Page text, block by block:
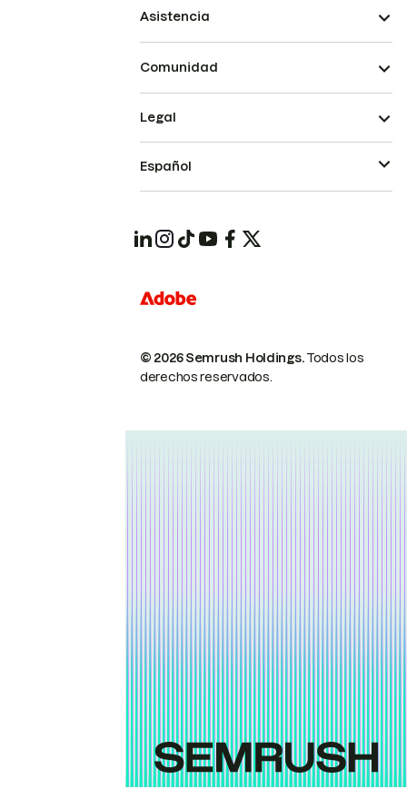
Asistencia
Comunidad
© 2026 Semrush Holdings.Todos los
derechos reservados.
Legal
Español